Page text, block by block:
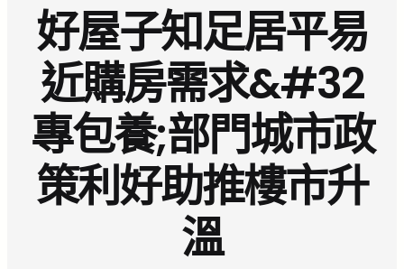
好屋子知足居平易
近購房需求&#32
專包養;部門城市政
策利好助推樓市升
溫